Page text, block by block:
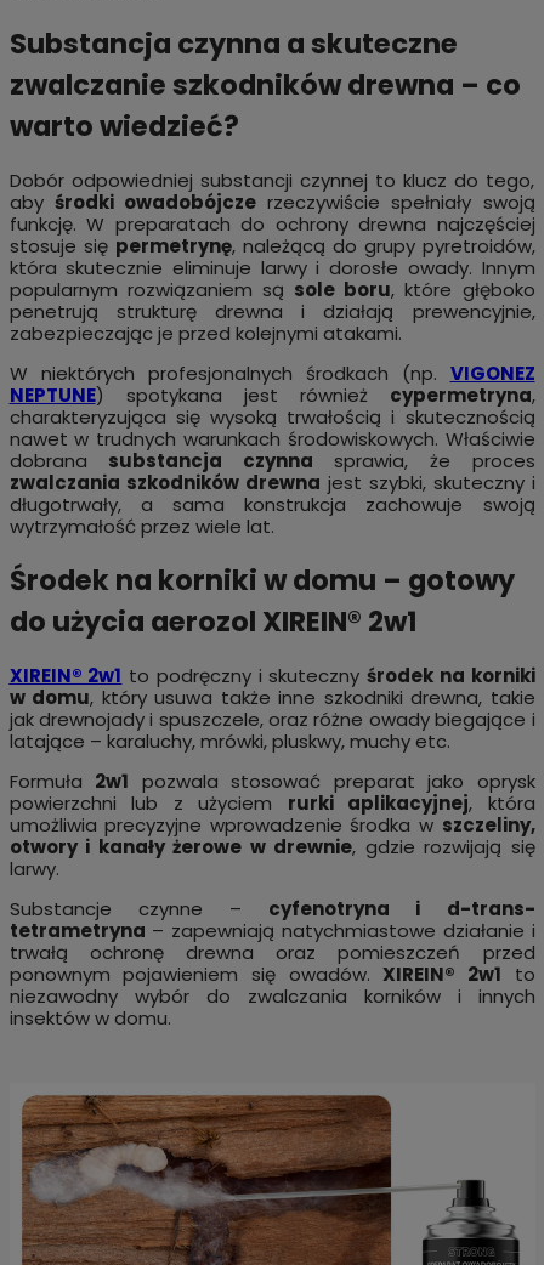
Substancja czynna a skuteczne
zwalczanie szkodników drewna – co
warto wiedzieć?
Dobór odpowiedniej substancji czynnej to klucz do tego,
aby środki owadobójczerzeczywiście spełniały swoją
funkcję. W preparatach do ochrony drewna najczęściej
stosuje się permetrynę, należącą do grupy pyretroidów,
która skutecznie eliminuje larwy i dorosłe owady. Innym
popularnym rozwiązaniem są sole boru, które głęboko
penetrują strukturę drewna i działają prewencyjnie,
zabezpieczając je przed kolejnymi atakami.
W niektórych profesjonalnych środkach (np. VIGONEZ
NEPTUNE) spotykana jest również cypermetryna,
charakteryzująca się wysoką trwałością i skutecznością
nawet w trudnych warunkach środowiskowych. Właściwie
dobrana substancja czynna sprawia, że proces
zwalczania szkodników drewna jest szybki, skuteczny i
długotrwały, a sama konstrukcja zachowuje swoją
wytrzymałość przez wiele lat.
Środek na korniki w domu – gotowy
do użycia aerozol XIREIN® 2w1
XIREIN® 2w1 to podręczny i skuteczny środek na korniki
w domu, który usuwa także inne szkodniki drewna, takie
jak drewnojady i spuszczele, oraz różne owady biegające i
latające – karaluchy, mrówki, pluskwy, muchy etc.
Formuła 2w1 pozwala stosować preparat jako oprysk
powierzchni lub z użyciem rurki aplikacyjnej, która
umożliwia precyzyjne wprowadzenie środka w szczeliny,
otwory i kanały żerowe w drewnie, gdzie rozwijają się
larwy.
Substancje czynne – cyfenotryna i d-trans-
tetrametryna – zapewniają natychmiastowe działanie i
trwałą ochronę drewna oraz pomieszczeń przed
ponownym pojawieniem się owadów.XIREIN® 2w1 to
niezawodny wybór do zwalczania korników i innych
insektów w domu.